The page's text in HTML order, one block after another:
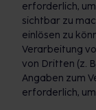
erforderlich,
sichtbar zu
einlösen zu
Verarbeitung
von Dritten (z.
Angaben zum
erforderlich,